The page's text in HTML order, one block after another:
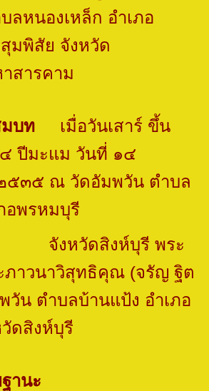
ลหนองเหล็ก อำเภอ
มพิสัย จังหวัด
สารคาม
บท
เมื่อวันเสาร์ ขึ้น
ปีมะแม วันที่ ๑๔
๕๓๕ ณ วัดอัมพวัน ตำบล
อพรหมบุรี
สิงห์บุรี พระ
ภาวนาวิสุทธิคุณ (จรัญ ฐิต
วัน ตำบลบ้านแป้ง อำเภอ
ดสิงห์บุรี
านะ